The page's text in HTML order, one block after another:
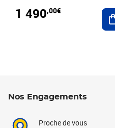
1 490,00€
Nos Engagements
Proche de vous